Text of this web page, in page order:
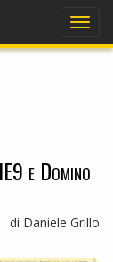
e Domino
di Daniele Grillo